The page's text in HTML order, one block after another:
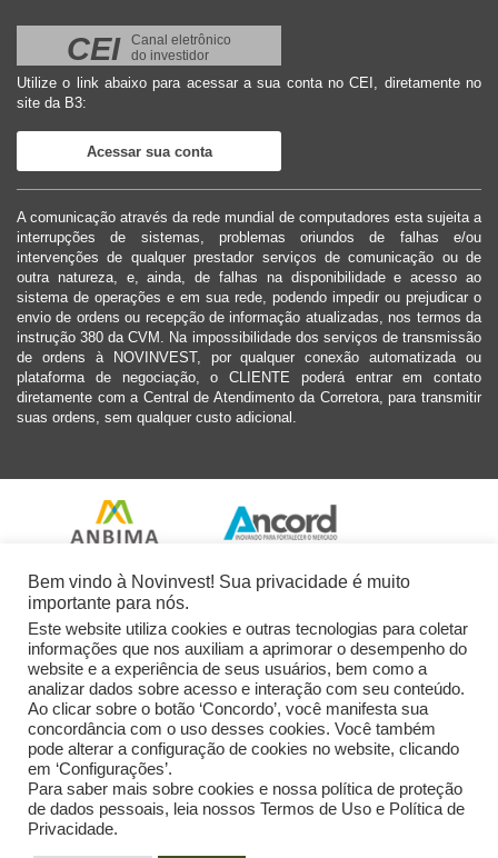
CEI
Canal eletrônico
do investidor
Utilize o link abaixo para acessar a sua conta no CEI, diretamente no
site da B3:
Acessar sua conta
A comunicação através da rede mundial de computadores esta sujeita a
interrupções de sistemas, problemas oriundos de falhas e/ou
intervenções de qualquer prestador serviços de comunicação ou de
outra natureza, e, ainda, de falhas na disponibilidade e acesso ao
sistema de operações e em sua rede, podendo impedir ou prejudicar o
envio de ordens ou recepção de informação atualizadas, nos termos da
instrução 380 da CVM. Na impossibilidade dos serviços de transmissão
de ordens à NOVINVEST, por qualquer conexão automatizada ou
plataforma de negociação, o CLIENTE poderá entrar em contato
diretamente com a Central de Atendimento da Corretora, para transmitir
suas ordens, sem qualquer custo adicional.
Bem vindo à Novinvest! Sua privacidade é muito
importante para nós.
Este website utiliza cookies e outras tecnologias para coletar
informações que nos auxiliam a aprimorar o desempenho do
website e a experiência de seus usuários, bem como a
analizar dados sobre acesso e interação com seu conteúdo.
Ao clicar sobre o botão ‘Concordo’, você manifesta sua
concordância com o uso desses cookies. Você também
pode alterar a configuração de cookies no website, clicando
em ‘Configurações’.
Para saber mais sobre cookies e nossa política de proteção
de dados pessoais, leia nossos Termos de Uso e Política de
Privacidade.